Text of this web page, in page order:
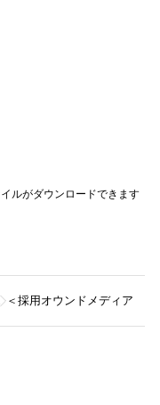
ルがダウンロードできます
＜採用オウンドメディアに